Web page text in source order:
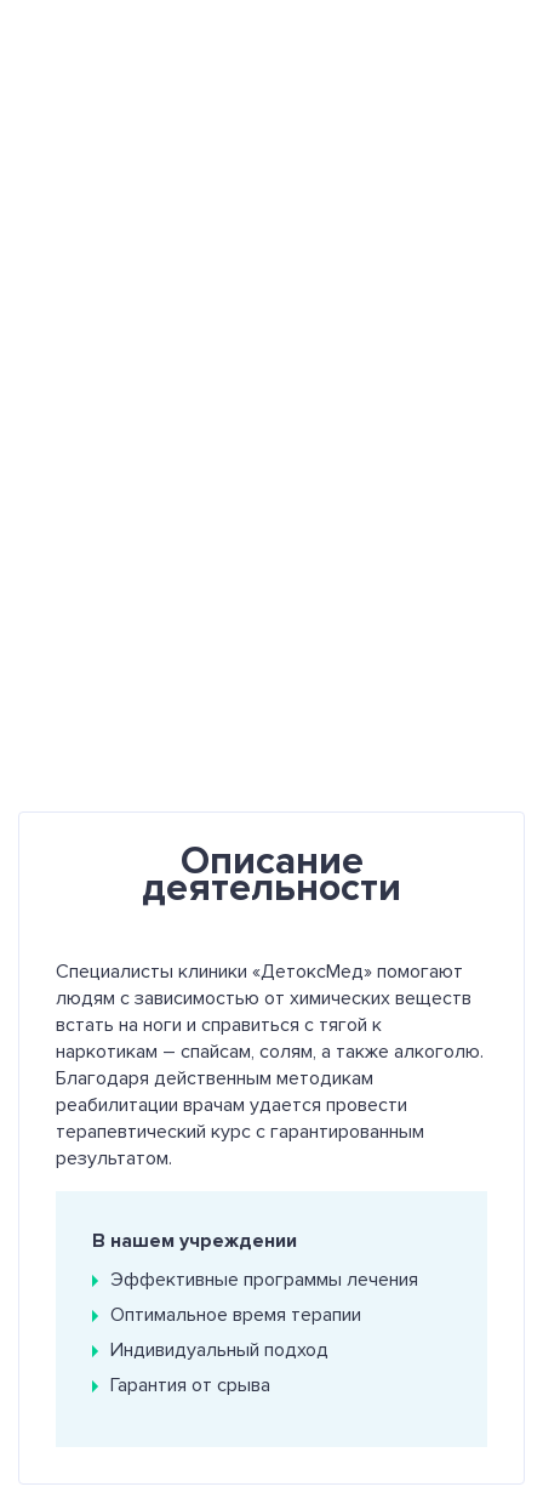
Описание
деятельности
Специалисты клиники «ДетоксМед» помогают
людям с зависимостью от химических веществ
встать на ноги и справиться с тягой к
наркотикам – спайсам, солям, а также алкоголю.
Благодаря действенным методикам
реабилитации врачам удается провести
терапевтический курс с гарантированным
результатом.
В нашем учреждении
Эффективные программы лечения
Оптимальное время терапии
Индивидуальный подход
Гарантия от срыва